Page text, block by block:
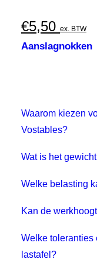
€5,50 ex. BTW
Aanslagnokken
Waarom kiezen
Vostables?
Wat is het
Welke belasting
Kan de
Welke toleranties
lastafel?